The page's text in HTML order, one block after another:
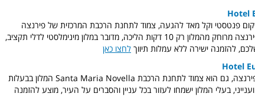
Hotel
פנטסטי וקל מאד להגעה, צמוד לתחנת הרכבת המרכזית של פירנצה
Santa Maria Novella הדואמו של פירנצה מרוחק מהמלון רק 10 דקות הליכה, מדובר במלון מינימלסטי לדלי תקציב,
להזמנה ישירה ללא עמלות תיווך לחצו כאן
Hotel
עוד מלון מומלץ בדרוג 3 כוכבים במרכז פירנצה, גם הוא צמוד לתחנת הרכבת Santa Maria Novella המלון בבעלות
בעלי המלון ישמחו לעזור בכל עניין והסברים על העיר, מוצע להזמנה